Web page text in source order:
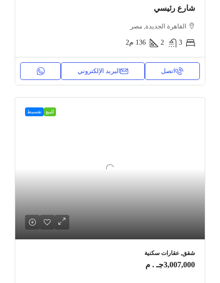
شارع رئيسي
القاهرة الجديدة, مصر
3
2
136 م2
اتصل البريد الإلكتروني
للبيع تقسيط
شقق, عقارات سكنية
3,007,000جـ . م